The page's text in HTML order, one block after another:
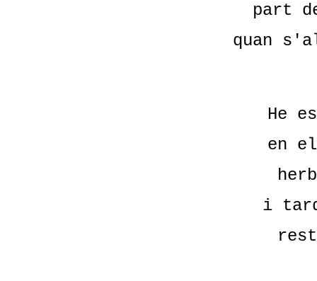
part
quan
He
en
i